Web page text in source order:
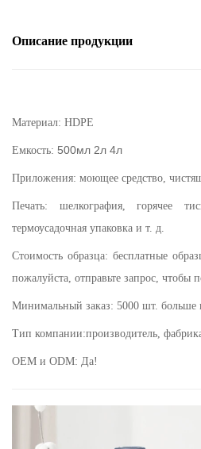
Описание продукции
Материал: HDPE
Емкость: 500мл 2л 4л
Приложения: моющее средство,
Печать: шелкография, горячее
термоусадочная упаковка и т. д.
Стоимость образца: бесплатные
пожалуйста, отправьте запрос, чтобы
Минимальный заказ: 5000 шт. больше
Тип компании:производитель,
OEM и ODM: Да!